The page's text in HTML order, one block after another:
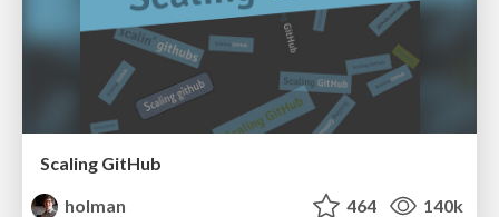
Scaling GitHub
holman
464 140k